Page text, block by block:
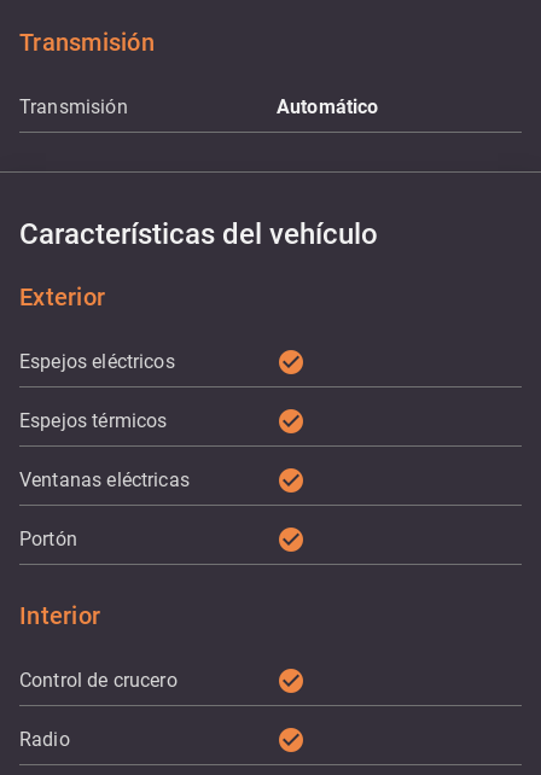
Transmisión
Transmisión Automático
Características del vehículo
Exterior
Espejos eléctricos check_circle
Espejos térmicos check_circle
Ventanas eléctricas check_circle
Portón check_circle
Interior
Control de crucero check_circle
Radio check_circle